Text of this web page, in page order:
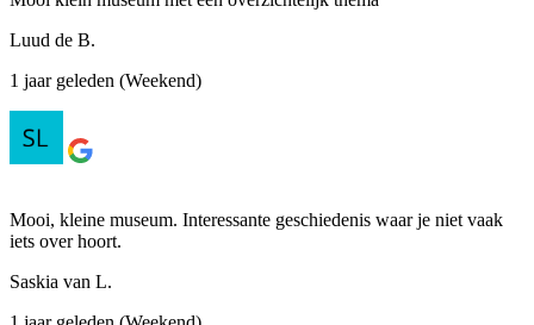
Luud de B.
1 jaar geleden (Weekend)
Mooi, kleine museum. Interessante geschiedenis waar je niet vaak
iets over hoort.
Saskia van L.